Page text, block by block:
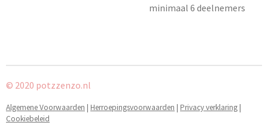
minimaal 6 deelnemers
© 2020 potzzenzo.nl
Algemene Voorwaarden | Herroepingsvoorwaarden | Privacy verklaring |
Cookiebeleid